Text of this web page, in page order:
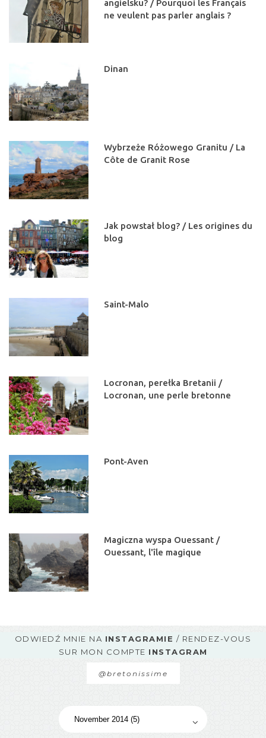
angielsku? / Pourquoi les Français
ne veulent pas parler anglais ?
Dinan
Wybrzeże Różowego Granitu / La
Côte de Granit Rose
Jak powstał blog? / Les origines du
blog
Saint-Malo
Locronan, perełka Bretanii /
Locronan, une perle bretonne
Pont-Aven
Magiczna wyspa Ouessant /
Ouessant, l'île magique
ODWIEDŹ MNIE NA INSTAGRAMIE / RENDEZ-VOUS
SUR MON COMPTE INSTAGRAM
@bretonissime